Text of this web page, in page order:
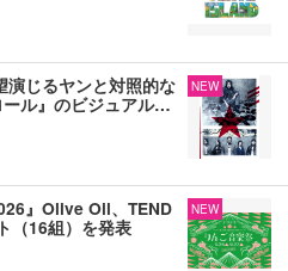
演じるヤンと対照的な
ル』のビジュアル…
NEW
』Olive Oil、TEND
（16組）を発表
NEW